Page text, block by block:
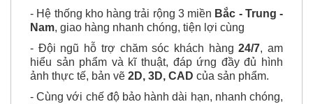
- Hệ thống kho hàng trải rộng 3 miền Bắc - Trung -
Nam, giao hàng nhanh chóng, tiện lợi cùng
- Đội ngũ hỗ trợ chăm sóc khách hàng24/7, am
hiểu sản phẩm và kĩ thuật, đáp ứng đầy đủ hình
ảnh thực tế, bản vẽ 2D, 3D, CAD của sản phẩm.
- Cùng với chế độ bảo hành dài hạn, nhanh chóng,